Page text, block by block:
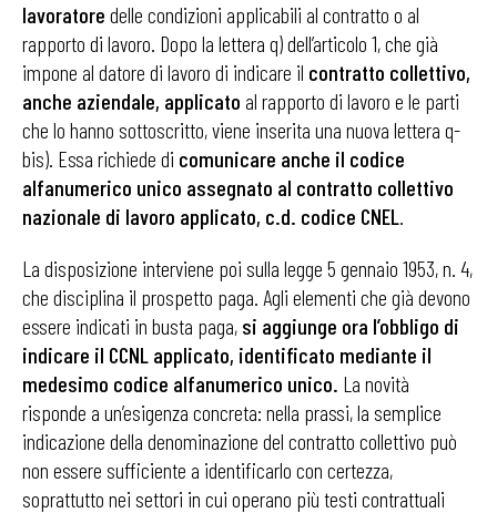
lavoratore delle condizioni applicabili al contratto o al
rapporto di lavoro. Dopo la lettera q) dell’articolo 1, che già
impone al datore di lavoro di indicare il contratto collettivo,
anche aziendale, applicato al rapporto di lavoro e le parti
che lo hanno sottoscritto, viene inserita una nuova lettera q-
bis). Essa richiede di comunicare anche il codice
alfanumerico unico assegnato al contratto collettivo
nazionale di lavoro applicato, c.d. codice CNEL.
La disposizione interviene poi sulla legge 5 gennaio 1953, n. 4,
che disciplina il prospetto paga. Agli elementi che già devono
essere indicati in busta paga, si aggiunge ora l’obbligo di
indicare il CCNL applicato, identificato mediante il
medesimo codice alfanumerico unico. La novità
risponde a un’esigenza concreta: nella prassi, la semplice
indicazione della denominazione del contratto collettivo può
non essere sufficiente a identificarlo con certezza,
soprattutto nei settori in cui operano più testi contrattuali